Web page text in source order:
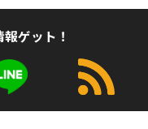
ゲット！